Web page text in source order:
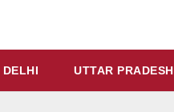
DELHI UTTAR PRADESH